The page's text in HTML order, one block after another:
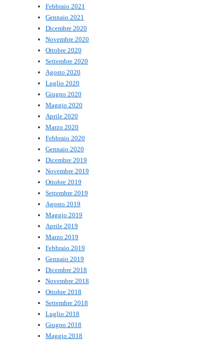
Febbraio 2021
Gennaio 2021
Dicembre 2020
Novembre 2020
Ottobre 2020
Settembre 2020
Agosto 2020
Luglio 2020
Giugno 2020
Maggio 2020
Aprile 2020
Marzo 2020
Febbraio 2020
Gennaio 2020
Dicembre 2019
Novembre 2019
Ottobre 2019
Settembre 2019
Agosto 2019
Maggio 2019
Aprile 2019
Marzo 2019
Febbraio 2019
Gennaio 2019
Dicembre 2018
Novembre 2018
Ottobre 2018
Settembre 2018
Luglio 2018
Giugno 2018
Maggio 2018